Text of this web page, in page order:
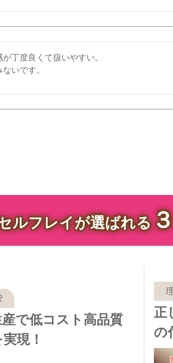
が丁度良くて扱いやすい。
いです。
ルフレイが選ばれる
で低コスト高品質
現！
正
の